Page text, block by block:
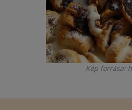
Kép forrása: